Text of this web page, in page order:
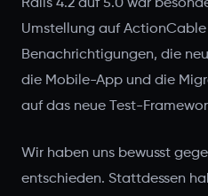
Rails 4.2 auf 5.0 war
Umstellung auf
Benachrichtigungen, die
die Mobile-App und die
auf das neue Test-
Wir haben uns bewusst
entschieden. Stattdessen